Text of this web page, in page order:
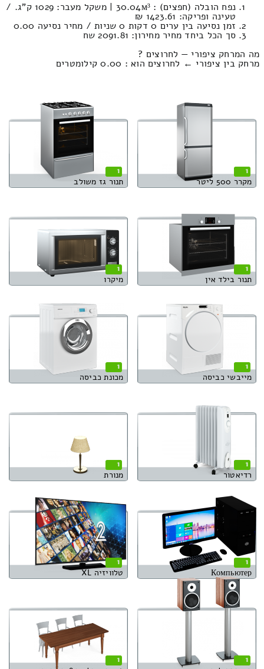
נפח הובלה (חפצים) : 30.04м³ | משקל מעבר: 1029 ק”ג. /
טעינה ופריקה: 1423.61 ₪
זמן נסיעה בין ערים 0 דקות 0 שניות / מחיר נסיעה 0.00
סך הכל ביחד מחיר מחירון: 2091.81 שח
מה המרחק ציפורי — לחרוצים ?
מרחק בין ציפורי ← לחרוצים הוא : 0.00 קילומטרים
1
מקרר 500 ליטר
1
תנור גז משולב
1
תנור בילד אין
1
מיקרו
1
מייבשי כביסה
1
מכונת כביסה
1
רדיאטור
1
מנורת
1
Компьютер
1
טלוויזיה XL
1
1